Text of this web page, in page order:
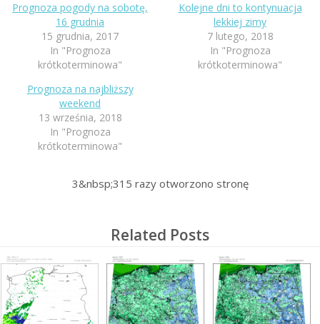
Prognoza pogody na sobotę,
16 grudnia
15 grudnia, 2017
In "Prognoza
krótkoterminowa"
Kolejne dni to kontynuacja
lekkiej zimy
7 lutego, 2018
In "Prognoza
krótkoterminowa"
Prognoza na najbliższy
weekend
13 września, 2018
In "Prognoza
krótkoterminowa"
3&nbsp;315 razy otworzono stronę
Related Posts